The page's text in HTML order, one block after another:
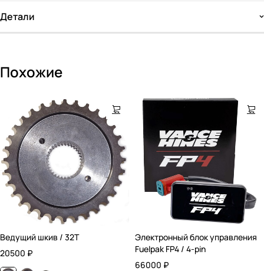
Детали
Похожие
Ведущий шкив / 32T
20500 ₽
Электронный блок управления
Fuelpak FP4 / 4-pin
66000 ₽